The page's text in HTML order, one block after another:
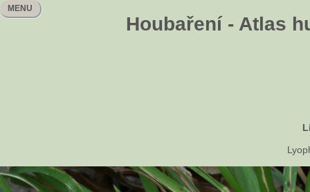
Houbaření - Atlas
MENU